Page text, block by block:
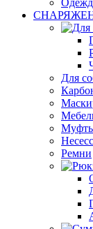
Для
Ремни